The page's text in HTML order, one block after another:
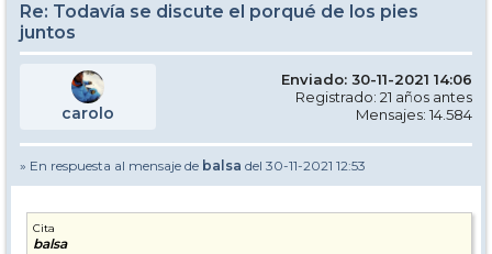
Re: Todavía se discute el porqué de los pies
juntos
carolo
Enviado: 30-11-2021 14:06
Registrado: 21 años antes
Mensajes: 14.584
» En respuesta al mensaje de balsa del 30-11-2021 12:53
Cita
balsa